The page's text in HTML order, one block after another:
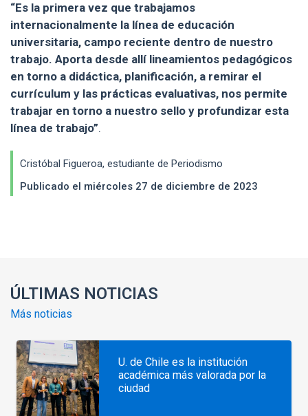
“Es la primera vez que trabajamos
internacionalmente la línea de educación
universitaria, campo reciente dentro de nuestro
trabajo. Aporta desde allí lineamientos pedagógicos
en torno a didáctica, planificación, a remirar el
currículum y las prácticas evaluativas, nos permite
trabajar en torno a nuestro sello y profundizar esta
línea de trabajo”.
Cristóbal Figueroa, estudiante de Periodismo
Publicado el miércoles 27 de diciembre de 2023
ÚLTIMAS NOTICIAS
Más noticias
U. de Chile es la institución
académica más valorada por la
ciudad